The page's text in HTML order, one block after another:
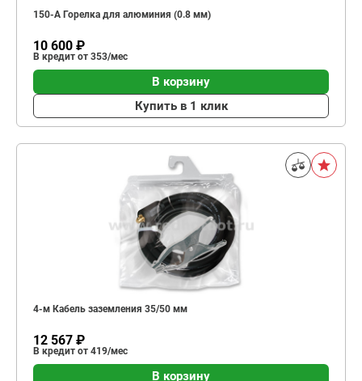
150-А Горелка для алюминия (0.8 мм)
10 600 ₽
В кредит от 353/мес
В корзину
Купить в 1 клик
4-м Кабель заземления 35/50 мм
12 567 ₽
В кредит от 419/мес
В корзину